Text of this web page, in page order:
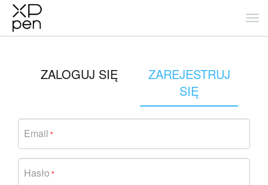
ZALOGUJ SIĘ
ZAREJESTRUJ
SIĘ
Email *
Hasło *